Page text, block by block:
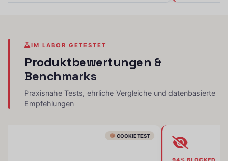
IM LABOR GETESTET
Produktbewertungen &
Benchmarks
Praxisnahe Tests, ehrliche Vergleiche und datenbasierte
Empfehlungen
COOKIE TEST